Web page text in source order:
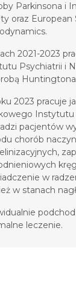
Parkinsona i
oraz
2021-2023
Psychiatrii i
Huntingtona
2023 pracuje
pacjentów
chorób
w
w stanach
leczenie.